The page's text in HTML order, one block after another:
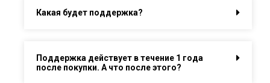
Какая будет поддержка?
Поддержка действует в течение 1 года
после покупки. А что после этого?